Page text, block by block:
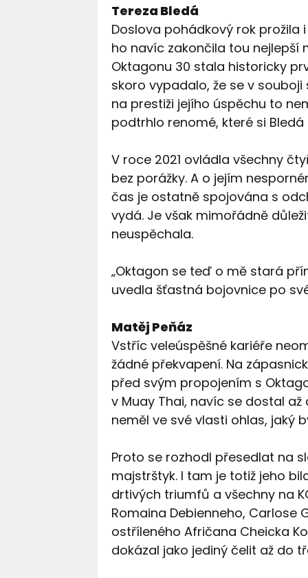
Tereza Bledá
Doslova pohádkový rok prožila
ho navíc zakončila tou nejlepší
Oktagonu 30 stala historicky
skoro vypadalo, že se v souboji
na prestiži jejího úspěchu to
podtrhlo renomé, které si
V roce 2021 ovládla všechny
bez porážky. A o jejím
čas je ostatně spojována s
vydá. Je však mimořádně
neuspěchala.
„Oktagon se teď o mě stará
uvedla šťastná bojovnice po
Matěj Peňáz
Vstříc veleúspěšné kariéře
žádné překvapení. Na
před svým propojením s
v Muay Thai, navíc se dostal
neměl ve své vlasti ohlas, jaký
Proto se rozhodl přesedlat na
majstrštyk. I tam je totiž jeho
drtivých triumfů a všechny na
Romaina Debienneho, Carlose
ostříleného Afričana Cheicka
dokázal jako jediný čelit až do